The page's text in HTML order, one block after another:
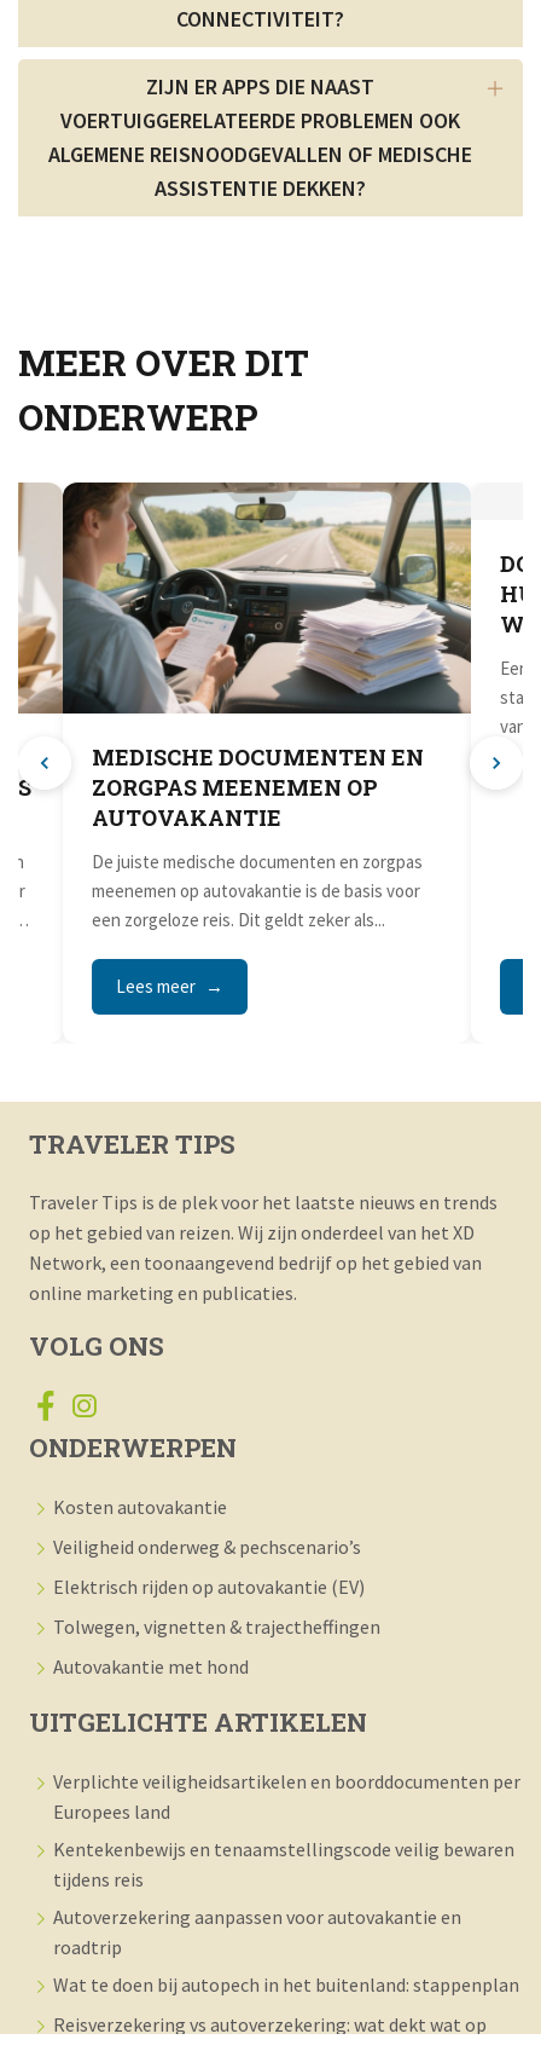
CONNECTIVITEIT?
ZIJN ER APPS DIE NAAST
VOERTUIGGERELATEERDE PROBLEMEN OOK
ALGEMENE REISNOODGEVALLEN OF MEDISCHE
ASSISTENTIE DEKKEN?
MEER OVER DIT
ONDERWERP
MEDISCHE DOCUMENTEN EN
ZORGPAS MEENEMEN OP
AUTOVAKANTIE
De juiste medische documenten en zorgpas
meenemen op autovakantie is de basis voor
een zorgeloze reis. Dit geldt zeker als...
Lees meer
TRAVELER TIPS
Traveler Tips is de plek voor het laatste nieuws en trends
op het gebied van reizen. Wij zijn onderdeel van het XD
Network, een toonaangevend bedrijf op het gebied van
online marketing en publicaties.
VOLG ONS
ONDERWERPEN
Kosten autovakantie
Veiligheid onderweg & pechscenario’s
Elektrisch rijden op autovakantie (EV)
Tolwegen, vignetten & trajectheffingen
Autovakantie met hond
UITGELICHTE ARTIKELEN
Verplichte veiligheidsartikelen en boorddocumenten per
Europees land
Kentekenbewijs en tenaamstellingscode veilig bewaren
tijdens reis
Autoverzekering aanpassen voor autovakantie en
roadtrip
Wat te doen bij autopech in het buitenland: stappenplan
Reisverzekering vs autoverzekering: wat dekt wat op